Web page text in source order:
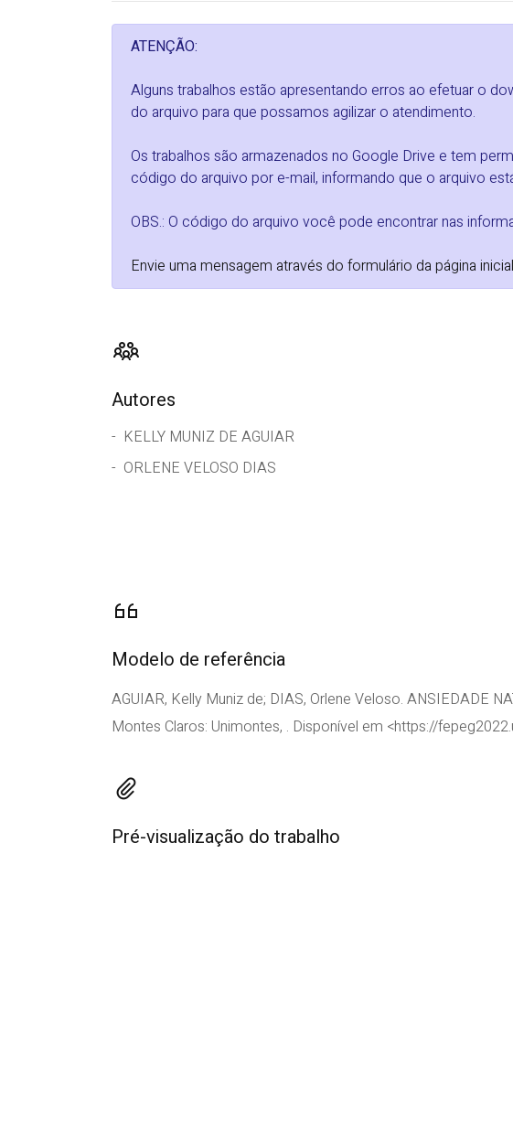
ATENÇÃO:
Alguns trabalhos estão apresentando erros ao efetuar o
do arquivo para que possamos agilizar o atendimento.
Os trabalhos são armazenados no Google Drive e tem
código do arquivo por e-mail, informando que o arquivo
OBS.: O código do arquivo você pode encontrar nas
Envie uma mensagem através do formulário da página
Autores
KELLY MUNIZ DE AGUIAR
ORLENE VELOSO DIAS
Modelo de referência
AGUIAR, Kelly Muniz de; DIAS, Orlene Veloso. ANSIEDADE
Montes Claros: Unimontes, . Disponível em <https://
Pré-visualização do trabalho